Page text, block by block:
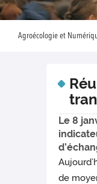
Agroécologie et
Le 8
de